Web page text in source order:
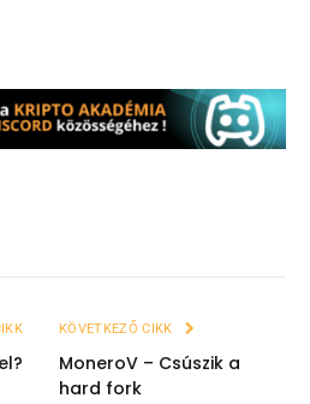
KÖVETKEZŐ CIKK
MoneroV – Csúszik a
hard fork